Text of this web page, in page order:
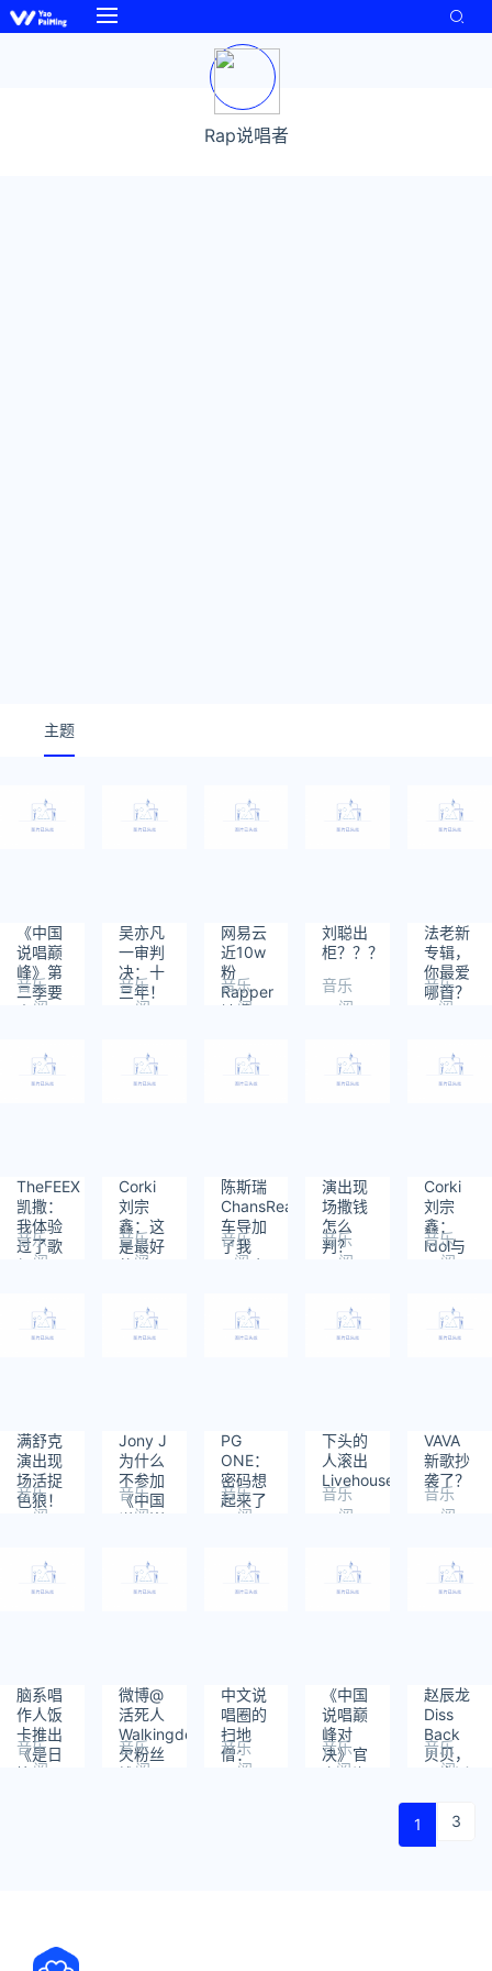
Rap说唱者
主题
《中国
说唱巅
峰》第
二季要
来了，
看到
谁？
音乐
阅
821
吴亦凡
一审判
决：十
三年！
音乐
阅
842
网易云
近10w
粉
Rapper
被曝吸
PUA、
家暴、
出轨！
音乐
阅
刘聪出
柜？？？
音乐
阅
754
法老新
专辑，
你最爱
哪首？
音乐
阅
1005
TheFEEX
凯撒：
我体验
过了歌
红，下
标是人
音乐
阅
757
Corki
刘宗
鑫：这
是最好
的时
是最坏
的时代
音乐
阅
1023
陈斯瑞
ChansReal：
车导加
了我
vx，但
我去巅
峰对决
音乐
阅
演出现
场撒钱
怎么
判？
音乐
阅
838
Corki
刘宗
鑫：
Idol与
Rapper
克星
音乐
阅
959
满舒克
演出现
场活捉
色狼！
音乐
阅
811
Jony J
为什么
不参加
《中国
说唱巅
决》？
音乐
阅
1524
PG
ONE：
密码想
起来了
音乐
阅
下头的
人滚出
Livehouse！
音乐
阅
695
VAVA
新歌抄
袭了？
音乐
阅
914
脑系唱
作人饭
卡推出
《是日
饮品：
音乐
阅
微博@
活死人
Walkingdead
欠粉丝
钱不
音乐
阅
中文说
唱圈的
扫地
僧：
Vyan
音乐
阅
《中国
说唱巅
峰对
决》官
宣，海
音乐
阅
赵辰龙
Diss
Back
贝贝，
那奇沃
Jony
音乐
阅
1773
1 3